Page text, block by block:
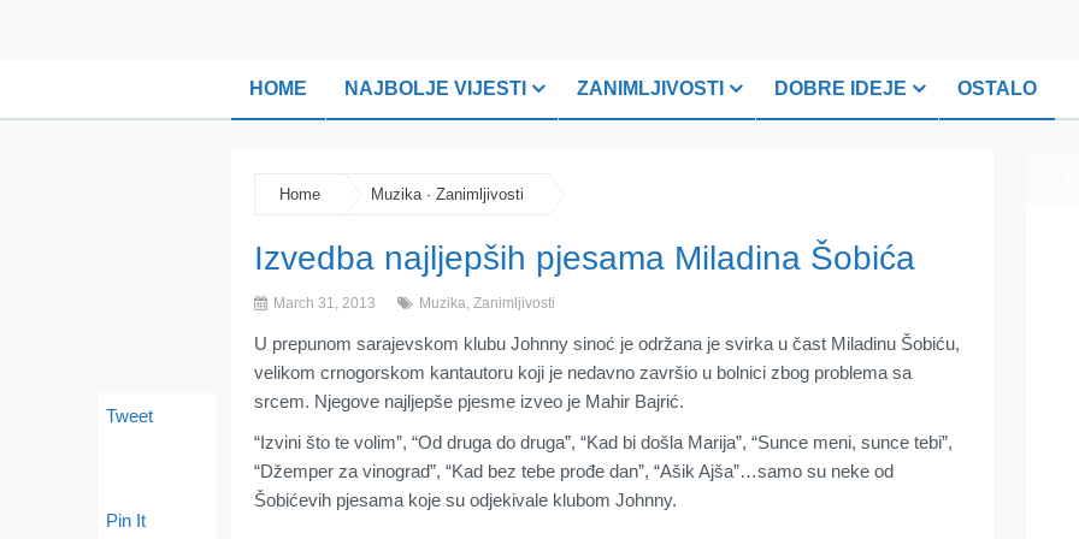
HOME NAJBOLJE VIJESTI ZANIMLJIVOSTI DOBRE IDEJE OSTALO
Home Muzika · Zanimljivosti
Izvedba najljepših pjesama Miladina Šobića
March 31, 2013 Muzika, Zanimljivosti
U prepunom sarajevskom klubu Johnny sinoć je održana je svirka u čast Miladinu Šobiću,
velikom crnogorskom kantautoru koji je nedavno završio u bolnici zbog problema sa
srcem. Njegove najljepše pjesme izveo je Mahir Bajrić.
“Izvini što te volim”, “Od druga do druga”, “Kad bi došla Marija”, “Sunce meni, sunce tebi”,
“Džemper za vinograd”, “Kad bez tebe prođe dan”, “Ašik Ajša”…samo su neke od
Šobićevih pjesama koje su odjekivale klubom Johnny.
Tweet
Pin It